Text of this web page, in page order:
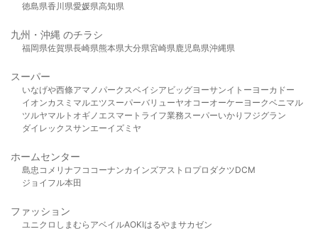
徳島県香川県愛媛県高知県
九州・沖縄 のチラシ
福岡県佐賀県長崎県熊本県大分県宮崎県鹿児島県沖縄県
スーパー
いなげや西條アマノパークスベイシア ビッグヨーサンイトーヨーカドー
イオンカスミ マルエツスーパーバリューヤオコーオーケー ヨークベニマル
ツルヤマルト オギノ エスマート ライフ業務スーパーいかり フジグラン
ダイレックスサンエーイズミヤ
ホームセンター
島忠 コメリ ナフコ コーナンカインズアストロプロダクツDCM
ジョイフル本田
ファッション
ユニクロ しまむら アベイルAOKIはるやま サカゼン